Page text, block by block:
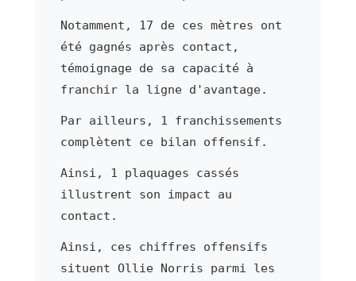
Notamment, 17 de ces mètres ont
été gagnés après contact,
témoignage de sa capacité à
franchir la ligne d'avantage.
Par ailleurs, 1 franchissements
complètent ce bilan offensif.
Ainsi, 1 plaquages cassés
illustrent son impact au
contact.
Ainsi, ces chiffres offensifs
situent Ollie Norris parmi les